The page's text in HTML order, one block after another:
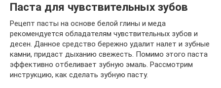
Паста для чувствительных зубов
Рецепт пасты на основе белой глины и меда
рекомендуется обладателям чувствительных зубов и
десен. Данное средство бережно удалит налет и зубные
камни, придаст дыханию свежесть. Помимо этого паста
эффективно отбеливает зубную эмаль. Рассмотрим
инструкцию, как сделать зубную пасту.